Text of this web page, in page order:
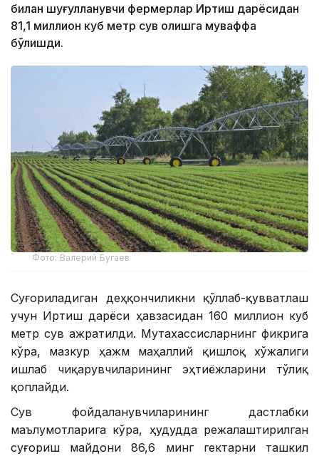
билан шуғулланувчи фермерлар Иртиш дарёсидан
81,1 миллион куб метр сув олишга муваффақ
бўлишди.
Фото: Валерий Бугаев
Суғориладиган деҳқончиликни қўллаб-қувватлаш
учун Иртиш дарёси ҳавзасидан 160 миллион куб
метр сув ажратилди. Мутахассисларнинг фикрига
кўра, мазкур ҳажм маҳаллий қишлоқ хўжалиги
ишлаб чиқарувчиларининг эҳтиёжларини тўлиқ
қоплайди.
Сув фойдаланувчиларининг дастлабки
маълумотларига кўра, ҳудудда режалаштирилган
суғориш майдони 86,6 минг гектарни ташкил